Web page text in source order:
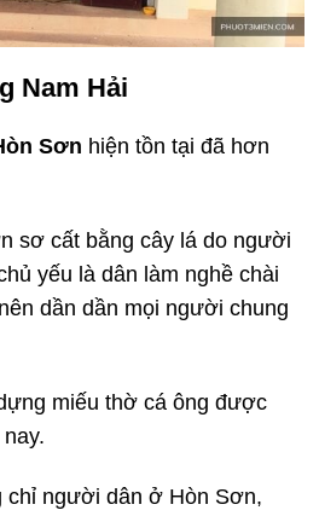
Nam Hải
Sơn hiện tồn tại đã hơn
sơ cất bằng cây lá do người
yếu là dân làm nghề chài
dần dần mọi người chung
miếu thờ cá ông được
chỉ người dân ở Hòn Sơn,